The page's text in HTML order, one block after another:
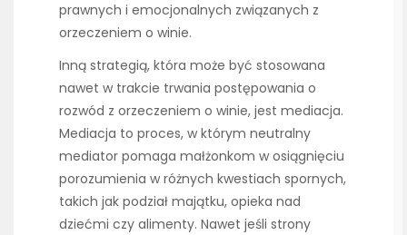
prawnych i emocjonalnych związanych z
orzeczeniem o winie.
Inną strategią, która może być stosowana
nawet w trakcie trwania postępowania o
rozwód z orzeczeniem o winie, jest mediacja.
Mediacja to proces, w którym neutralny
mediator pomaga małżonkom w osiągnięciu
porozumienia w różnych kwestiach spornych,
takich jak podział majątku, opieka nad
dziećmi czy alimenty. Nawet jeśli strony